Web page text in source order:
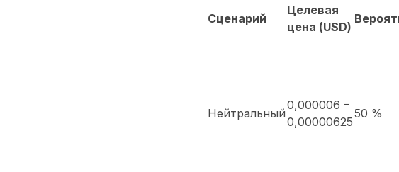
Сценарий
Целевая
цена (USD)
Нейтральный
0,000006 –
0,00000625
50 %